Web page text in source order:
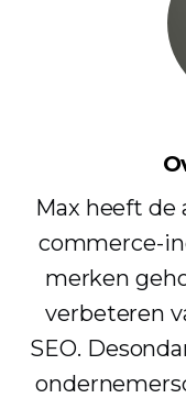
Max heeft de
commerce-
merken
verbeteren
SEO.